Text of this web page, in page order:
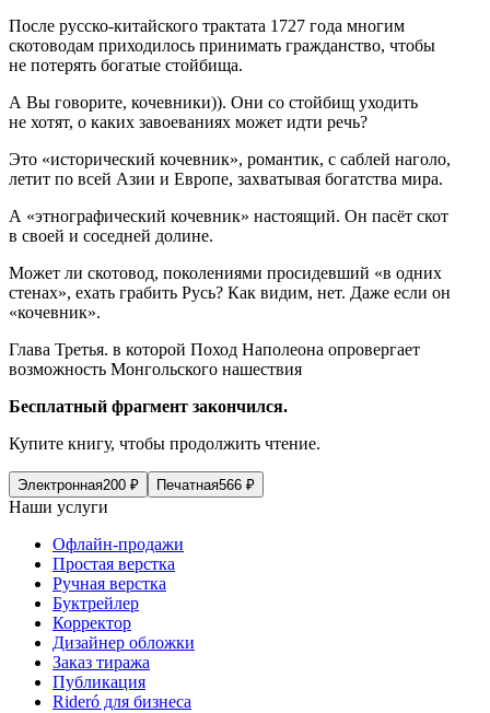
После русско-китайского трактата 1727 года многим
скотоводам приходилось принимать гражданство, чтобы
не потерять богатые стойбища.
А Вы говорите, кочевники)). Они со стойбищ уходить
не хотят, о каких завоеваниях может идти речь?
Это «исторический кочевник», романтик, с саблей наголо,
летит по всей Азии и Европе, захватывая богатства мира.
А «этнографический кочевник» настоящий. Он пасёт скот
в своей и соседней долине.
Может ли скотовод, поколениями просидевший «в одних
стенах», ехать грабить Русь? Как видим, нет. Даже если он
«кочевник».
Глава Третья. в которой Поход Наполеона опровергает
возможность Монгольского нашествия
Бесплатный фрагмент закончился.
Купите книгу, чтобы продолжить чтение.
Электронная200 ₽ Печатная566 ₽
Наши услуги
Офлайн-продажи
Простая верстка
Ручная верстка
Буктрейлер
Корректор
Дизайнер обложки
Заказ тиража
Публикация
Rideró для бизнеса